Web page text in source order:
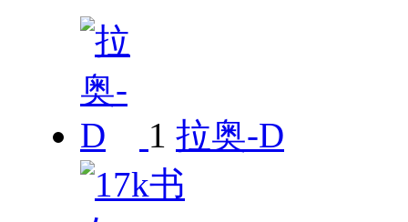
1 拉奥-D